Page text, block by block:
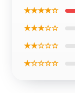
★★★★☆
★★★☆☆
★★☆☆☆
★☆☆☆☆